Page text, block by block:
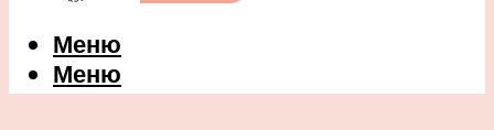
Меню
Меню